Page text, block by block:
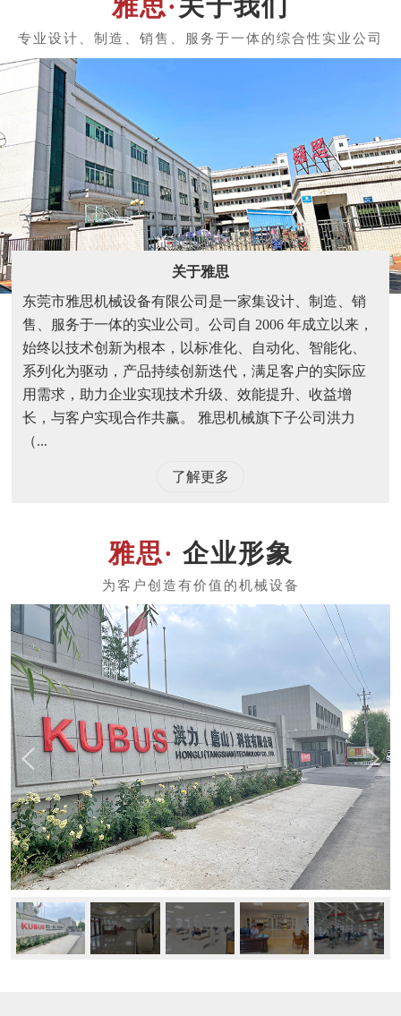
关于我们
关于雅思
东莞市雅思机械设备有限公司是一家集设计、制造、销
售、服务于一体的实业公司。公司自 2006 年成立以来，
始终以技术创新为根本，以标准化、自动化、智能化、
系列化为驱动，产品持续创新迭代，满足客户的实际应
用需求，助力企业实现技术升级、效能提升、收益增
长，与客户实现合作共赢。 雅思机械旗下子公司洪力
（...
了解更多
企业形象